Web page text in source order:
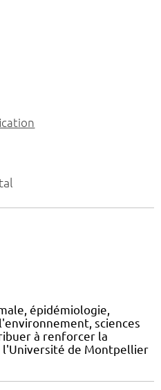
épidémiologie,
sciences
à renforcer la
de Montpellier